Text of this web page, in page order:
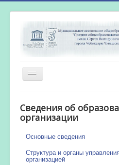
Включить/
выключить
Новости
Сведения об
организации
Основные сведения
Структура и органы
организацией